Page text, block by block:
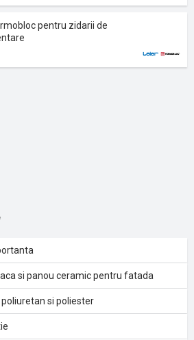
pentru zidarii de
si panou ceramic pentru fatada
si poliester